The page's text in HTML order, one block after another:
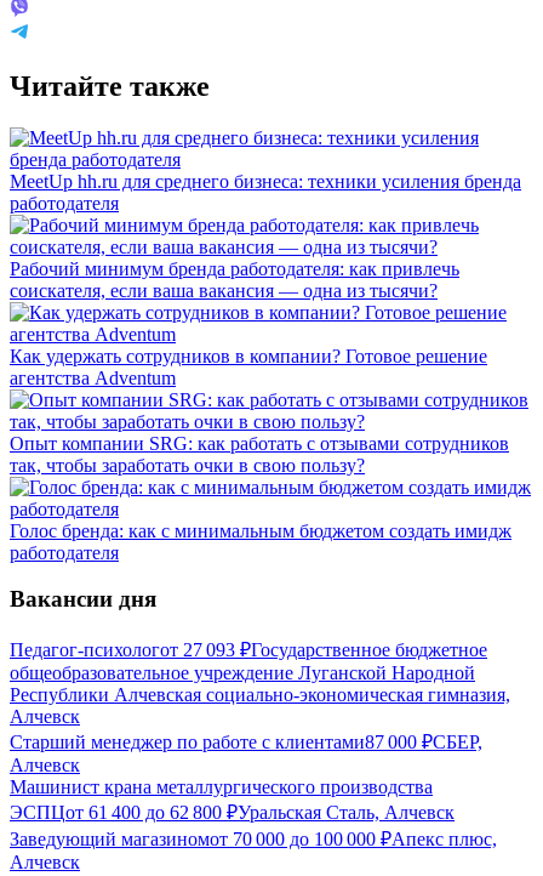
Читайте также
MeetUp hh.ru для среднего бизнеса: техники усиления бренда
работодателя
Рабочий минимум бренда работодателя: как привлечь
соискателя, если ваша вакансия — одна из тысячи?
Как удержать сотрудников в компании? Готовое решение
агентства Adventum
Опыт компании SRG: как работать с отзывами сотрудников
так, чтобы заработать очки в свою пользу?
Голос бренда: как с минимальным бюджетом создать имидж
работодателя
Вакансии дня
Педагог-психологот 27 093 ₽Государственное бюджетное
общеобразовательное учреждение Луганской Народной
Республики Алчевская социально-экономическая гимназия,
Алчевск
Старший менеджер по работе с клиентами87 000 ₽СБЕР,
Алчевск
Машинист крана металлургического производства
ЭСПЦот 61 400 до 62 800 ₽Уральская Сталь, Алчевск
Заведующий магазиномот 70 000 до 100 000 ₽Апекс плюс,
Алчевск